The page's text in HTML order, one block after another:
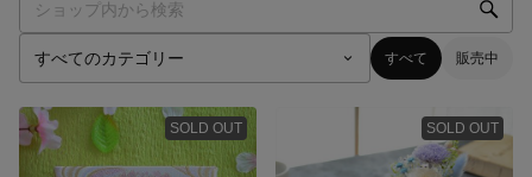
すべて 販売中
SOLD OUT SOLD OUT